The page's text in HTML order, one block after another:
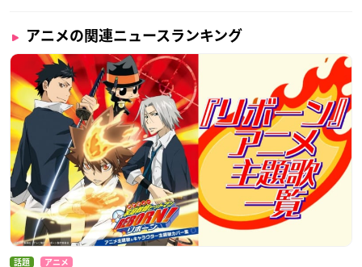
アニメの関連ニュースランキング
話題 アニメ